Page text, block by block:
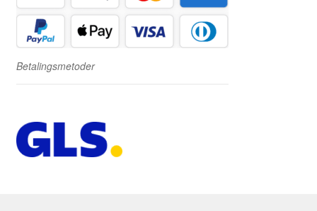
Betalingsmetoder